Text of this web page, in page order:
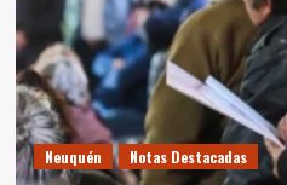
Neuquén Notas Destacadas